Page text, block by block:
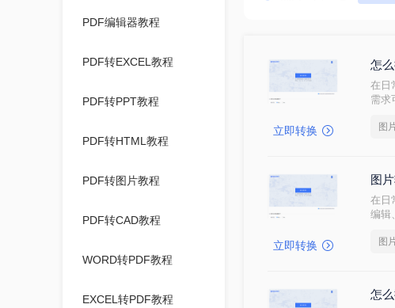
PDF编辑器教程
PDF转EXCEL教程
PDF转PPT教程
PDF转HTML教程
PDF转图片教程
PDF转CAD教程
WORD转PDF教程
EXCEL转PDF教程
立即转换
怎
在日
需求
时图
立即转换
图
在日
编辑
图
怎